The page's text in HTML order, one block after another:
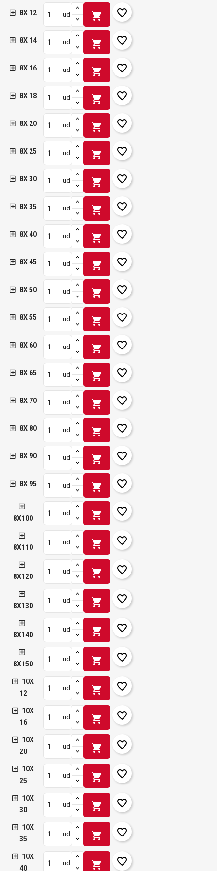
8X 12 ud shopping_cart favorite_border
8X 14 ud shopping_cart favorite_border
8X 16 ud shopping_cart favorite_border
8X 18 ud shopping_cart favorite_border
8X 20 ud shopping_cart favorite_border
8X 25 ud shopping_cart favorite_border
8X 30 ud shopping_cart favorite_border
8X 35 ud shopping_cart favorite_border
8X 40 ud shopping_cart favorite_border
8X 45 ud shopping_cart favorite_border
8X 50 ud shopping_cart favorite_border
8X 55 ud shopping_cart favorite_border
8X 60 ud shopping_cart favorite_border
8X 65 ud shopping_cart favorite_border
8X 70 ud shopping_cart favorite_border
8X 80 ud shopping_cart favorite_border
8X 90 ud shopping_cart favorite_border
8X 95 ud shopping_cart favorite_border
8X100
ud shopping_cart favorite_border
8X110
ud shopping_cart favorite_border
8X120
ud shopping_cart favorite_border
8X130
ud shopping_cart favorite_border
8X140
ud shopping_cart favorite_border
8X150
ud shopping_cart favorite_border
10X
12
ud shopping_cart favorite_border
10X
16
ud shopping_cart favorite_border
10X
20
ud shopping_cart favorite_border
10X
25
ud shopping_cart favorite_border
10X
30
ud shopping_cart favorite_border
10X
35
ud shopping_cart favorite_border
10X
40
ud shopping_cart favorite_border